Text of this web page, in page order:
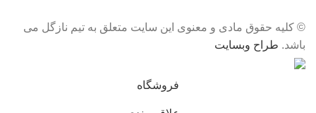
© کلیه حقوق مادی و معنوی این سایت متعلق به تیم نازگل می
باشد. طراح وبسایت
فروشگاه